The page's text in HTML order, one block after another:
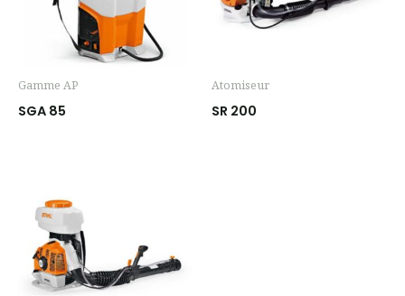
Gamme AP
SGA 85
Atomiseur
SR 200